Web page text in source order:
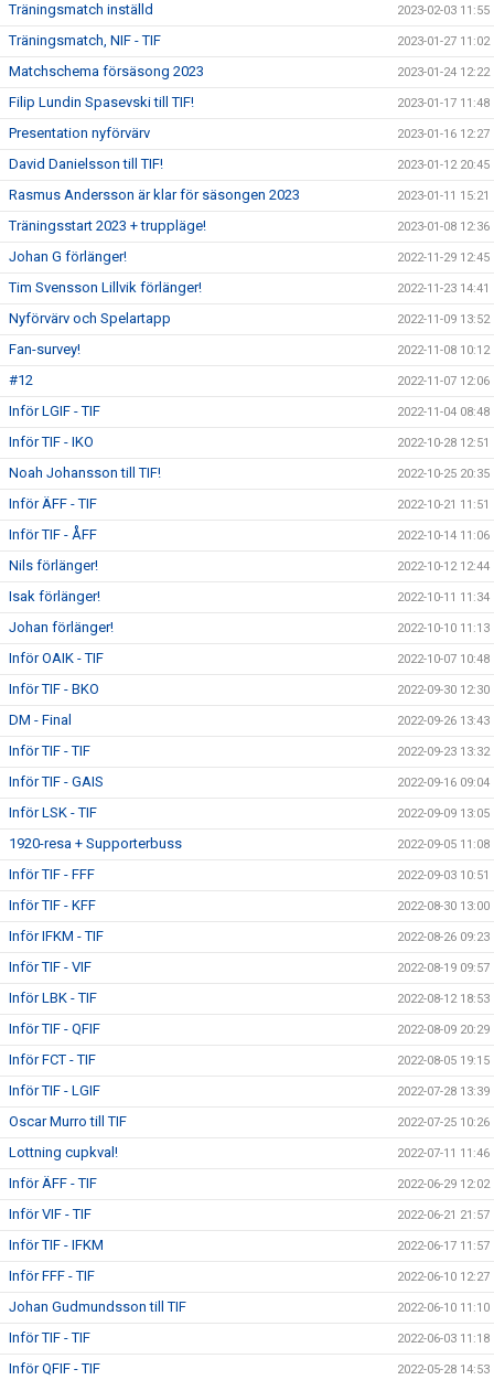
Träningsmatch inställd 2023-02-03 11:55
Träningsmatch, NIF - TIF 2023-01-27 11:02
Matchschema försäsong 2023 2023-01-24 12:22
Filip Lundin Spasevski till TIF! 2023-01-17 11:48
Presentation nyförvärv 2023-01-16 12:27
David Danielsson till TIF! 2023-01-12 20:45
Rasmus Andersson är klar för säsongen 2023 2023-01-11 15:21
Träningsstart 2023 + truppläge! 2023-01-08 12:36
Johan G förlänger! 2022-11-29 12:45
Tim Svensson Lillvik förlänger! 2022-11-23 14:41
Nyförvärv och Spelartapp 2022-11-09 13:52
Fan-survey! 2022-11-08 10:12
#12 2022-11-07 12:06
Inför LGIF - TIF 2022-11-04 08:48
Inför TIF - IKO 2022-10-28 12:51
Noah Johansson till TIF! 2022-10-25 20:35
Inför ÄFF - TIF 2022-10-21 11:51
Inför TIF - ÅFF 2022-10-14 11:06
Nils förlänger! 2022-10-12 12:44
Isak förlänger! 2022-10-11 11:34
Johan förlänger! 2022-10-10 11:13
Inför OAIK - TIF 2022-10-07 10:48
Inför TIF - BKO 2022-09-30 12:30
DM - Final 2022-09-26 13:43
Inför TIF - TIF 2022-09-23 13:32
Inför TIF - GAIS 2022-09-16 09:04
Inför LSK - TIF 2022-09-09 13:05
1920-resa + Supporterbuss 2022-09-05 11:08
Inför TIF - FFF 2022-09-03 10:51
Inför TIF - KFF 2022-08-30 13:00
Inför IFKM - TIF 2022-08-26 09:23
Inför TIF - VIF 2022-08-19 09:57
Inför LBK - TIF 2022-08-12 18:53
Inför TIF - QFIF 2022-08-09 20:29
Inför FCT - TIF 2022-08-05 19:15
Inför TIF - LGIF 2022-07-28 13:39
Oscar Murro till TIF 2022-07-25 10:26
Lottning cupkval! 2022-07-11 11:46
Inför ÄFF - TIF 2022-06-29 12:02
Inför VIF - TIF 2022-06-21 21:57
Inför TIF - IFKM 2022-06-17 11:57
Inför FFF - TIF 2022-06-10 12:27
Johan Gudmundsson till TIF 2022-06-10 11:10
Inför TIF - TIF 2022-06-03 11:18
Inför QFIF - TIF 2022-05-28 14:53